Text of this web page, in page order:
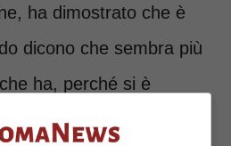
ha dimostrato che è
dicono che sembra più
ha, perché si è
come una giovane